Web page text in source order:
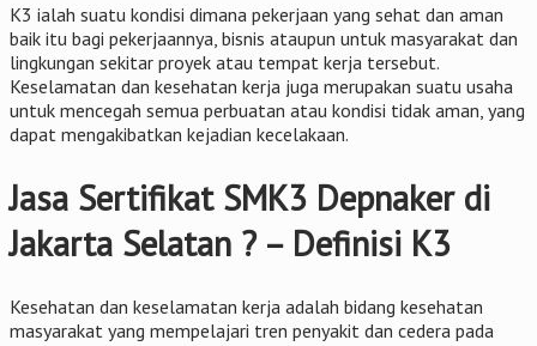
K3 ialah suatu kondisi dimana pekerjaan yang sehat dan aman
baik itu bagi pekerjaannya, bisnis ataupun untuk masyarakat dan
lingkungan sekitar proyek atau tempat kerja tersebut.
Keselamatan dan kesehatan kerja juga merupakan suatu usaha
untuk mencegah semua perbuatan atau kondisi tidak aman, yang
dapat mengakibatkan kejadian kecelakaan.
Jasa Sertifikat SMK3 Depnaker di
Jakarta Selatan ? – Definisi K3
Kesehatan dan keselamatan kerja adalah bidang kesehatan
masyarakat yang mempelajari tren penyakit dan cedera pada